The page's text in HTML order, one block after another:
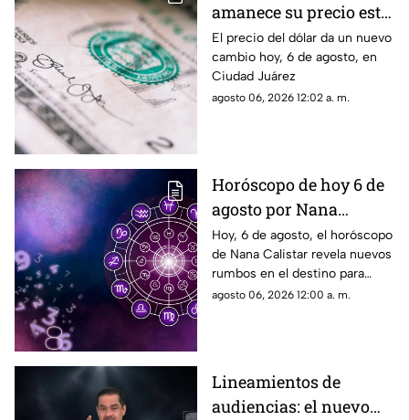
amanece su precio este
jueves en Ciudad
Juárez
El precio del dólar da un nuevo
cambio hoy, 6 de agosto, en
Ciudad Juárez
agosto 06, 2026 12:02 a. m.
Horóscopo de hoy 6 de
agosto por Nana
Calistar: Estos signos
deben cuidar su SALUD
Hoy, 6 de agosto, el horóscopo
de Nana Calistar revela nuevos
rumbos en el destino para
estos signos
agosto 06, 2026 12:00 a. m.
Lineamientos de
audiencias: el nuevo